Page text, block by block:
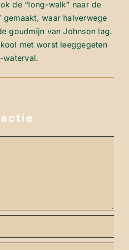
de “long-walk” naar de
gemaakt, waar halverwege
goudmijn van Johnson lag.
met worst leeggegeten
waterval.